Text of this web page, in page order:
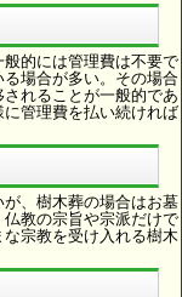
的には管理費は不要で
場合が多い。その場合
れることが一般的であ
管理費を払い続ければ
、樹木葬の場合はお墓
教の宗旨や宗派だけで
宗教を受け入れる樹木